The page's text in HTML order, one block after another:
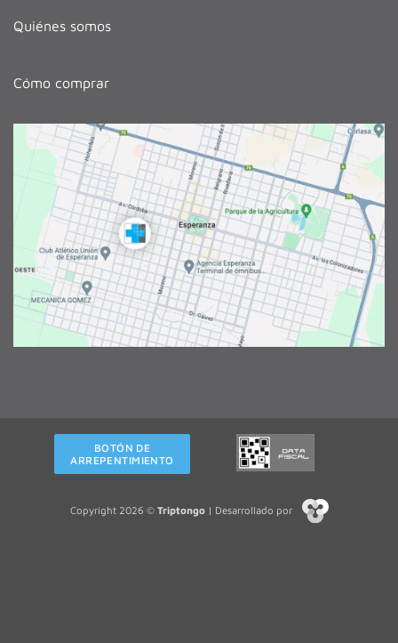
Quiénes somos
Cómo comprar
BOTÓN DE
ARREPENTIMIENTO
Copyright 2026 © Triptongo| Desarrollado por